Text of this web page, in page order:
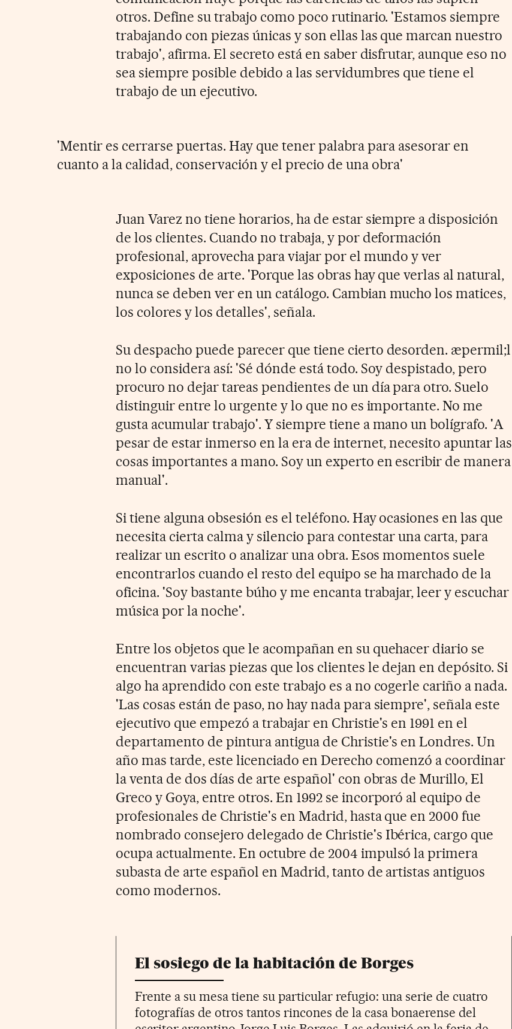
otros. Define su trabajo como poco rutinario. 'Estamos siempre
trabajando con piezas únicas y son ellas las que marcan nuestro
trabajo', afirma. El secreto está en saber disfrutar, aunque eso no
sea siempre posible debido a las servidumbres que tiene el
trabajo de un ejecutivo.
'Mentir es cerrarse puertas. Hay que tener palabra para asesorar en
cuanto a la calidad, conservación y el precio de una obra'
Juan Varez no tiene horarios, ha de estar siempre a disposición
de los clientes. Cuando no trabaja, y por deformación
profesional, aprovecha para viajar por el mundo y ver
exposiciones de arte. 'Porque las obras hay que verlas al natural,
nunca se deben ver en un catálogo. Cambian mucho los matices,
los colores y los detalles', señala.
Su despacho puede parecer que tiene cierto desorden. æpermil;l
no lo considera así: 'Sé dónde está todo. Soy despistado, pero
procuro no dejar tareas pendientes de un día para otro. Suelo
distinguir entre lo urgente y lo que no es importante. No me
gusta acumular trabajo'. Y siempre tiene a mano un bolígrafo. 'A
pesar de estar inmerso en la era de internet, necesito apuntar las
cosas importantes a mano. Soy un experto en escribir de manera
manual'.
Si tiene alguna obsesión es el teléfono. Hay ocasiones en las que
necesita cierta calma y silencio para contestar una carta, para
realizar un escrito o analizar una obra. Esos momentos suele
encontrarlos cuando el resto del equipo se ha marchado de la
oficina. 'Soy bastante búho y me encanta trabajar, leer y escuchar
música por la noche'.
Entre los objetos que le acompañan en su quehacer diario se
encuentran varias piezas que los clientes le dejan en depósito. Si
algo ha aprendido con este trabajo es a no cogerle cariño a nada.
'Las cosas están de paso, no hay nada para siempre', señala este
ejecutivo que empezó a trabajar en Christie's en 1991 en el
departamento de pintura antigua de Christie's en Londres. Un
año mas tarde, este licenciado en Derecho comenzó a coordinar
la venta de dos días de arte español' con obras de Murillo, El
Greco y Goya, entre otros. En 1992 se incorporó al equipo de
profesionales de Christie's en Madrid, hasta que en 2000 fue
nombrado consejero delegado de Christie's Ibérica, cargo que
ocupa actualmente. En octubre de 2004 impulsó la primera
subasta de arte español en Madrid, tanto de artistas antiguos
como modernos.
El sosiego de la habitación de Borges
Frente a su mesa tiene su particular refugio: una serie de cuatro
fotografías de otros tantos rincones de la casa bonaerense del